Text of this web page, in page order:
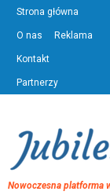
Strona główna
O nas Reklama
Kontakt
Partnerzy
Nowoczesna platforma